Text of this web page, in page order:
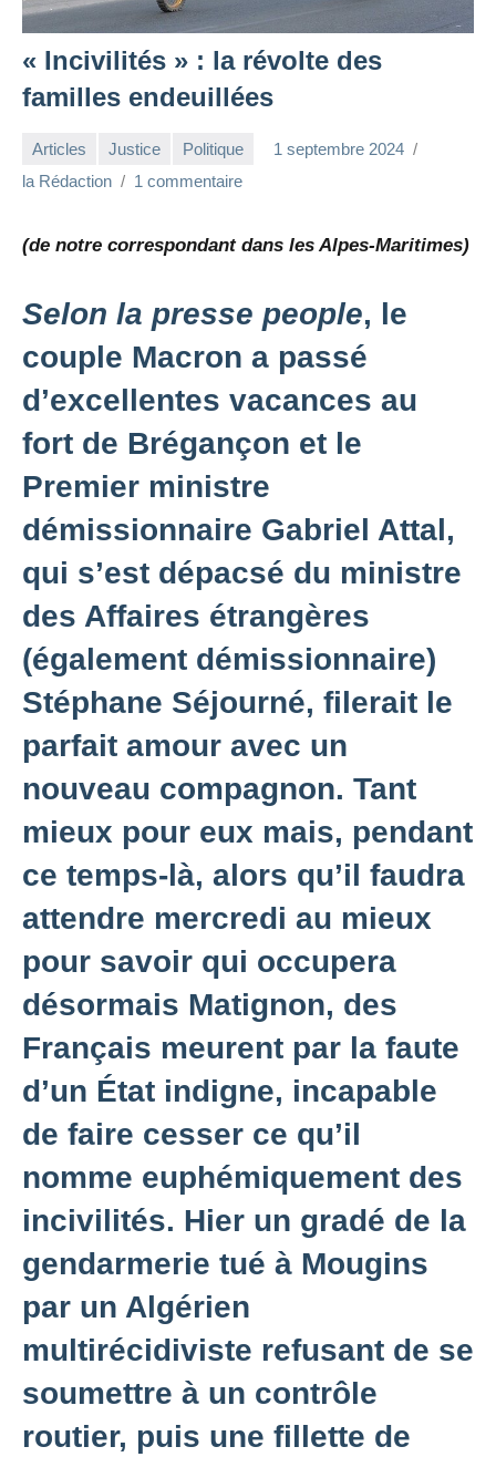
« Incivilités » : la révolte des
familles endeuillées
Articles Justice Politique
1 septembre 2024
la Rédaction
1 commentaire
(de notre correspondant dans les Alpes-Maritimes)
Selon la presse people, le
couple Macron a passé
d’excellentes vacances au
fort de Brégançon et le
Premier ministre
démissionnaire Gabriel Attal,
qui s’est dépacsé du ministre
des Affaires étrangères
(également démissionnaire)
Stéphane Séjourné, filerait le
parfait amour avec un
nouveau compagnon. Tant
mieux pour eux mais, pendant
ce temps-là, alors qu’il faudra
attendre mercredi au mieux
pour savoir qui occupera
désormais Matignon, des
Français meurent par la faute
d’un État indigne, incapable
de faire cesser ce qu’il
nomme euphémiquement des
incivilités. Hier un gradé de la
gendarmerie tué à Mougins
par un Algérien
multirécidiviste refusant de se
soumettre à un contrôle
routier, puis une fillette de